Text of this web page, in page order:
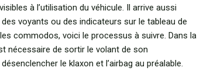
à l’utilisation du véhicule. Il arrive aussi
voyants ou des indicateurs sur le tableau de
commodos, voici le processus à suivre. Dans la
nécessaire de sortir le volant de son
le klaxon et l’airbag au préalable.